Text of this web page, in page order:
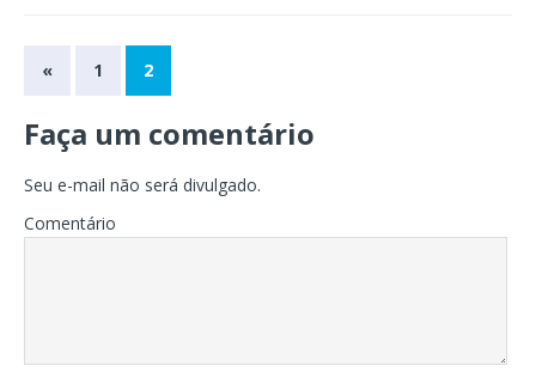
« 1 2
Faça um comentário
Seu e-mail não será divulgado.
Comentário